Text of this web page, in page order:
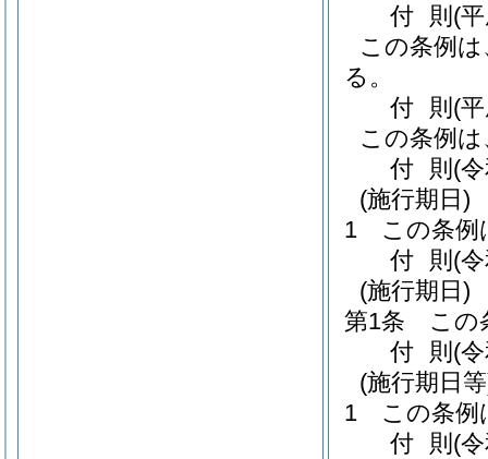
付 則 (
この条例
る。
付 則 (
この条例
付 則 (
(施行期日)
1
この条例
付 則 (
(施行期日)
第1条
この
付 則 (
(施行期日
1
この条例
付 則 (